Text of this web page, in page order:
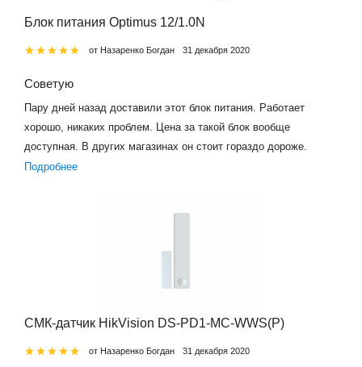
Блок питания Optimus 12/1.0N
от Назаренко Богдан 31 декабря 2020
Советую
Пару дней назад доставили этот блок питания. Работает
хорошо, никаких проблем. Цена за такой блок вообще
доступная. В других магазинах он стоит гораздо дороже.
Подробнее
СМК-датчик HikVision DS-PD1-MC-WWS(P)
от Назаренко Богдан 31 декабря 2020